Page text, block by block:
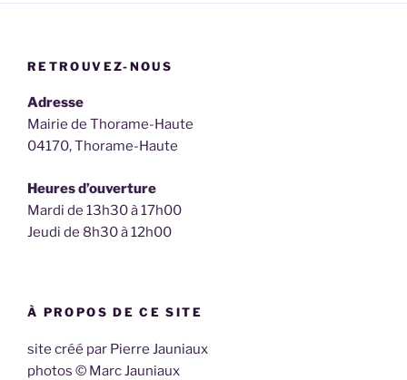
RETROUVEZ-NOUS
Adresse
Mairie de Thorame-Haute
04170, Thorame-Haute
Heures d’ouverture
Mardi de 13h30 à 17h00
Jeudi de 8h30 à 12h00
À PROPOS DE CE SITE
site créé par Pierre Jauniaux
photos © Marc Jauniaux